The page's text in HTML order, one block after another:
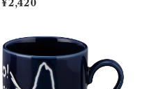
¥2,420